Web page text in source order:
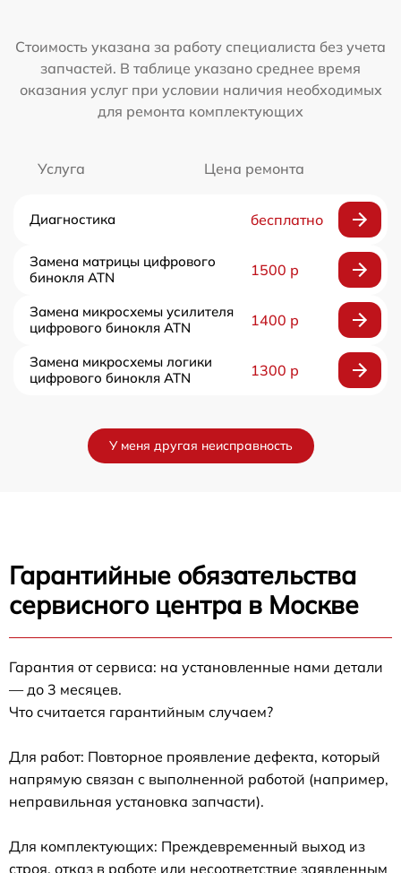
Стоимость указана за работу специалиста без учета
запчастей. В таблице указано среднее время
оказания услуг при условии наличия необходимых
для ремонта комплектующих
Услуга Цена ремонта
Диагностика бесплатно
Замена матрицы цифрового
бинокля ATN
1500 р
Замена микросхемы усилителя
цифрового бинокля ATN
1400 р
Замена микросхемы логики
цифрового бинокля ATN
1300 р
У меня другая неисправность
Гарантийные обязательства
сервисного центра в Москве
Гарантия от сервиса: на установленные нами детали
— до 3 месяцев.
Что считается гарантийным случаем?
Для работ: Повторное проявление дефекта, который
напрямую связан с выполненной работой (например,
неправильная установка запчасти).
Для комплектующих: Преждевременный выход из
строя, отказ в работе или несоответствие заявленным